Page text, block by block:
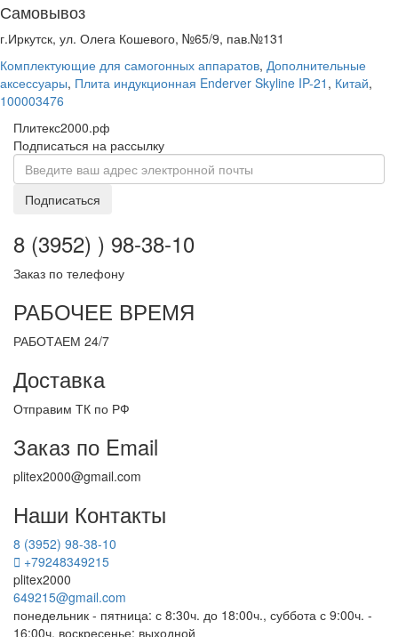
Самовывоз
г.Иркутск, ул. Олега Кошевого, №65/9, пав.№131
Комплектующие для самогонных аппаратов, Дополнительные
аксессуары, Плита индукционная Enderver Skyline IP-21 , Китай,
100003476
Плитекс2000.рф
Подписаться на рассылку
Подписаться
8 (3952) ) 98-38-10
Заказ по телефону
РАБОЧЕЕ ВРЕМЯ
РАБОТАЕМ 24/7
Доставка
Отправим ТК по РФ
Заказ по Email
plitex2000@gmail.com
Наши Контакты
8 (3952) 98-38-10
+79248349215
plitex2000
649215@gmail.com
понедельник - пятница: с 8:30ч. до 18:00ч., суббота с 9:00ч. -
16:00ч, воскресенье: выходной